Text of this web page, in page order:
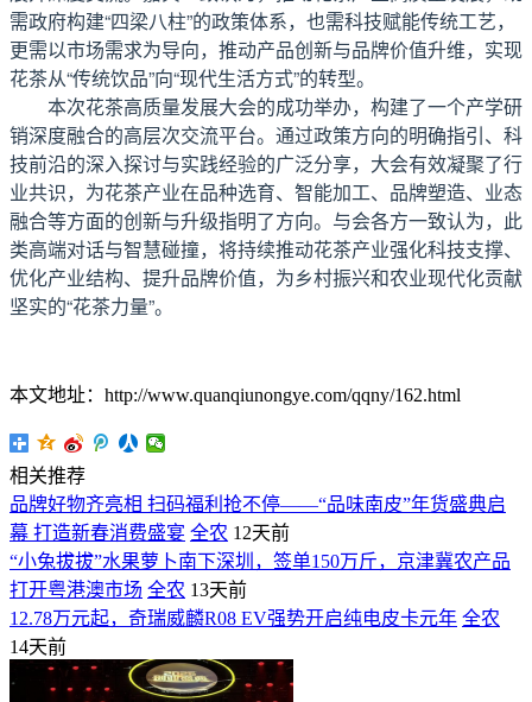
需政府构建“四梁八柱”的政策体系，也需科技赋能传统工艺，
更需以市场需求为导向，推动产品创新与品牌价值升维，实现
花茶从“传统饮品”向“现代生活方式”的转型。
本次花茶高质量发展大会的成功举办，构建了一个产学研
销深度融合的高层次交流平台。通过政策方向的明确指引、科
技前沿的深入探讨与实践经验的广泛分享，大会有效凝聚了行
业共识，为花茶产业在品种选育、智能加工、品牌塑造、业态
融合等方面的创新与升级指明了方向。与会各方一致认为，此
类高端对话与智慧碰撞，将持续推动花茶产业强化科技支撑、
优化产业结构、提升品牌价值，为乡村振兴和农业现代化贡献
坚实的“花茶力量”。
本文地址：http://www.quanqiunongye.com/qqny/162.html
相关推荐
品牌好物齐亮相 扫码福利抢不停——“品味南皮”年货盛典启
幕 打造新春消费盛宴 全农 12天前
“小兔拔拔”水果萝卜南下深圳，签单150万斤，京津冀农产品
打开粤港澳市场 全农 13天前
12.78万元起，奇瑞威麟R08 EV强势开启纯电皮卡元年 全农
14天前